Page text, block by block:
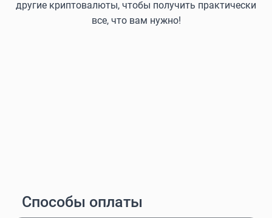
другие криптовалюты, чтобы получить практически
все, что вам нужно!
Способы оплаты